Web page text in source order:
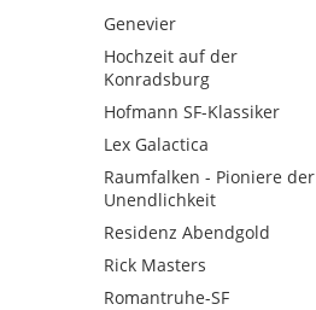
Genevier
Hochzeit auf der
Konradsburg
Hofmann SF-Klassiker
Lex Galactica
Raumfalken - Pioniere der
Unendlichkeit
Residenz Abendgold
Rick Masters
Romantruhe-SF